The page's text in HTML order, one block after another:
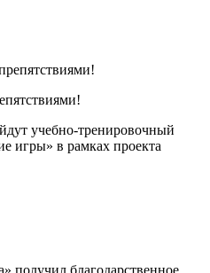
учебно-тренировочный
игры» в рамках проекта